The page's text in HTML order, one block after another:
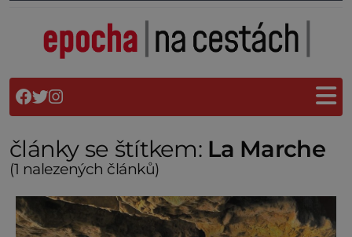
články se štítkem: La Marche
(1 nalezených článků)